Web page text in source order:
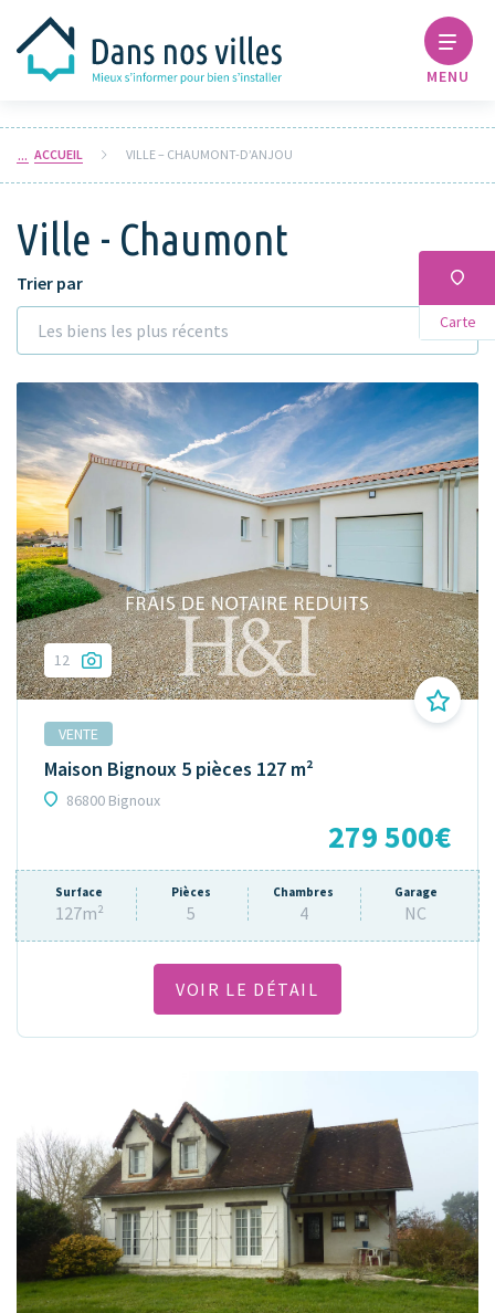
MENU
ACCUEIL VILLE – CHAUMONT-D’ANJOU
Ville - Chaumont
Carte
Trier par
Les biens les plus récents
12
VENTE
Maison Bignoux 5 pièces 127 m²
86800 Bignoux
279 500€
Surface
127m²
Pièces
5
Chambres
4
Garage
NC
VOIR LE DÉTAIL